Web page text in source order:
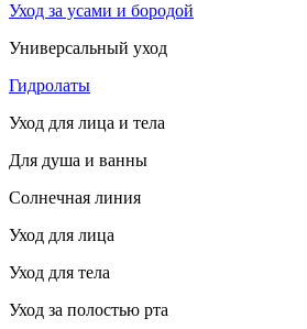
Уход за усами и бородой
Универсальный уход
Гидролаты
Уход для лица и тела
Для душа и ванны
Солнечная линия
Уход для лица
Уход для тела
Уход за полостью рта